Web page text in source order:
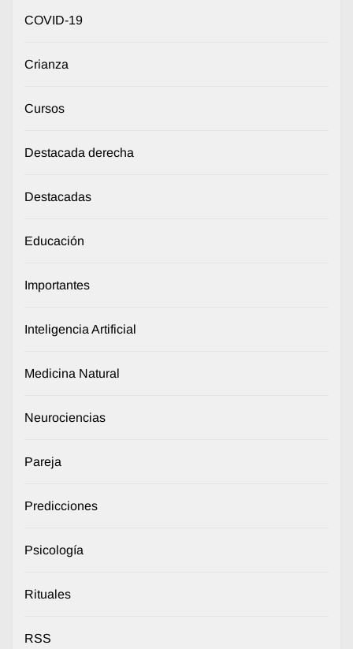
COVID-19
Crianza
Cursos
Destacada derecha
Destacadas
Educación
Importantes
Inteligencia Artificial
Medicina Natural
Neurociencias
Pareja
Predicciones
Psicología
Rituales
RSS